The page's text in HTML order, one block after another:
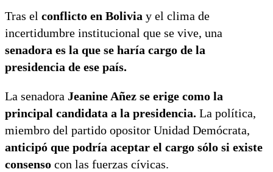
Tras el conflicto en Bolivia y el clima de
incertidumbre institucional que se vive, una
senadora es la que se haría cargo de la
presidencia de ese país.
La senadora Jeanine Añez se erige como la
principal candidata a la presidencia. La política,
miembro del partido opositor Unidad Demócrata,
anticipó que podría aceptar el cargo sólo si existe
consenso con las fuerzas cívicas.